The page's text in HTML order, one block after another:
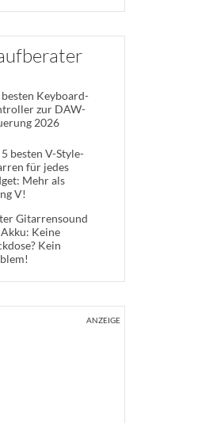
Keyboard-
zur DAW-
2026
besten V-Style-
für jedes
Mehr als
V!
Gitarrensound
Keine
Kein
ANZEIGE